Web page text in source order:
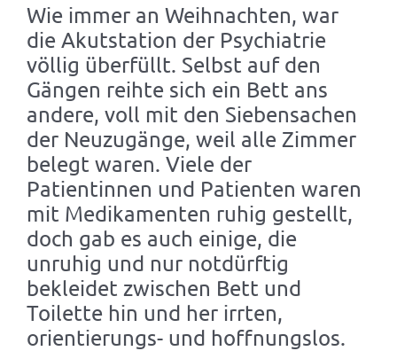
Wie immer an Weihnachten, war
die Akutstation der Psychiatrie
völlig überfüllt. Selbst auf den
Gängen reihte sich ein Bett ans
andere, voll mit den Siebensachen
der Neuzugänge, weil alle Zimmer
belegt waren. Viele der
Patientinnen und Patienten waren
mit Medikamenten ruhig gestellt,
doch gab es auch einige, die
unruhig und nur notdürftig
bekleidet zwischen Bett und
Toilette hin und her irrten,
orientierungs- und hoffnungslos.